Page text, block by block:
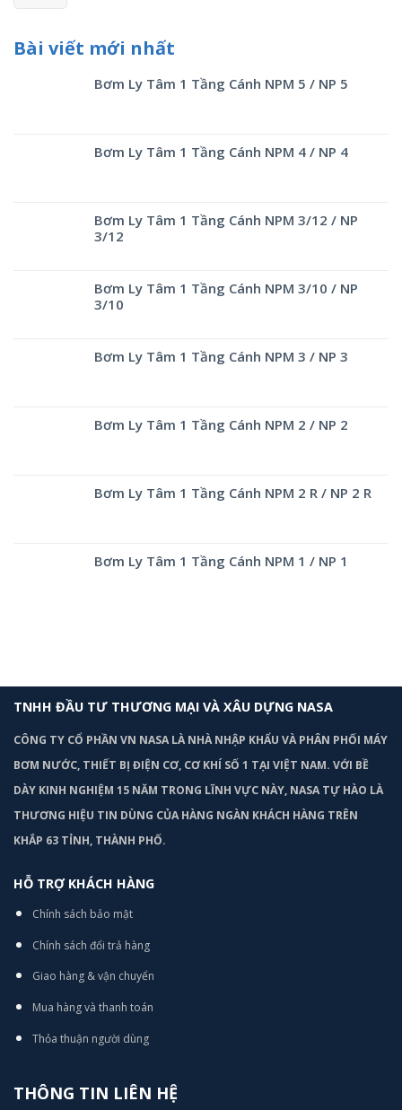
Bài viết mới nhất
Bơm Ly Tâm 1 Tầng Cánh NPM 5 / NP 5
Bơm Ly Tâm 1 Tầng Cánh NPM 4 / NP 4
Bơm Ly Tâm 1 Tầng Cánh NPM 3/12 / NP
3/12
Bơm Ly Tâm 1 Tầng Cánh NPM 3/10 / NP
3/10
Bơm Ly Tâm 1 Tầng Cánh NPM 3 / NP 3
Bơm Ly Tâm 1 Tầng Cánh NPM 2 / NP 2
Bơm Ly Tâm 1 Tầng Cánh NPM 2 R / NP 2 R
Bơm Ly Tâm 1 Tầng Cánh NPM 1 / NP 1
TNHH ĐẦU TƯ THƯƠNG MẠI VÀ XÂU DỰNG NASA
CÔNG TY CỔ PHẦN VN NASA LÀ NHÀ NHẬP KHẨU VÀ PHÂN PHỐI MÁY
BƠM NƯỚC, THIẾT BỊ ĐIỆN CƠ, CƠ KHÍ SỐ 1 TẠI VIỆT NAM. VỚI BỀ
DÀY KINH NGHIỆM 15 NĂM TRONG LĨNH VỰC NÀY, NASA TỰ HÀO LÀ
THƯƠNG HIỆU TIN DÙNG CỦA HÀNG NGÀN KHÁCH HÀNG TRÊN
KHẮP 63 TỈNH, THÀNH PHỐ.
HỖ TRỢ KHÁCH HÀNG
Chính sách bảo mật
Chính sách đổi trả hàng
Giao hàng & vận chuyển
Mua hàng và thanh toán
Thỏa thuận người dùng
THÔNG TIN LIÊN HỆ